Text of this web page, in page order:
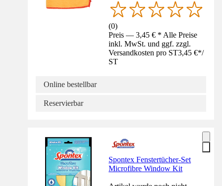
(0)
Preis — 3,45 € * Alle Preise
inkl. MwSt. und ggf. zzgl.
Versandkosten pro ST3,45 €*/
ST
Online bestellbar
Reservierbar
Spontex Fenstertücher-Set
Microfibre Window Kit